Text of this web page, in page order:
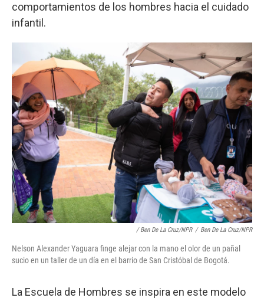
comportamientos de los hombres hacia el cuidado
infantil.
/ Ben De La Cruz/NPR / Ben De La Cruz/NPR
Nelson Alexander Yaguara finge alejar con la mano el olor de un pañal
sucio en un taller de un día en el barrio de San Cristóbal de Bogotá.
La Escuela de Hombres se inspira en este modelo